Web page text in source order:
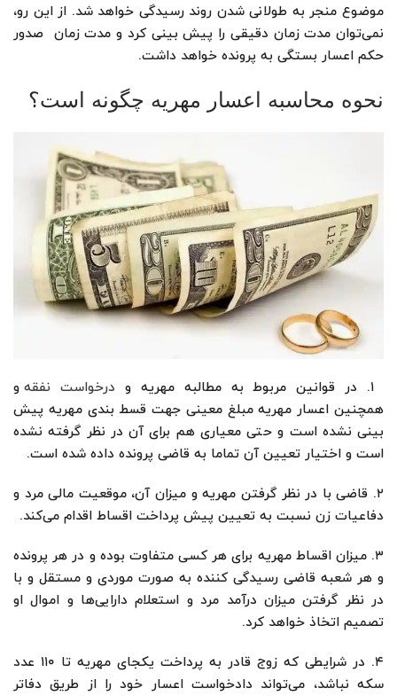
موضوع منجر به طولانی شدن روند رسیدگی خواهد شد. از این رو،
نمی‌توان مدت زمان دقیقی را پیش بینی کرد و مدت زمان صدور
حکم اعسار بستگی به پرونده خواهد داشت.
نحوه محاسبه اعسار مهریه چگونه است؟
درخواست نفقه و
همچنین اعسار مهریه مبلغ معینی جهت قسط بندی مهریه پیش
بینی نشده است و حتی معیاری هم برای آن در نظر گرفته نشده
است و اختیار تعیین آن تماما به قاضی پرونده داده شده است.
۲. قاضی با در نظر گرفتن مهریه و میزان آن، موقعیت مالی مرد و
دفاعیات زن نسبت به تعیین پیش پرداخت اقساط اقدام می‌کند.
۳. میزان اقساط مهریه برای هر کسی متفاوت بوده و در هر پرونده‌
و هر شعبه قاضی رسیدگی کننده به صورت موردی و مستقل و با
در نظر گرفتن میزان درآمد مرد و استعلام دارایی‌ها و اموال او
تصمیم اتخاذ خواهد کرد.
۴. در شرایطی که زوج قادر به پرداخت یکجای مهریه تا ۱۱۰ عدد
سکه نباشد، می‌تواند دادخواست اعسار خود را از طریق دفاتر